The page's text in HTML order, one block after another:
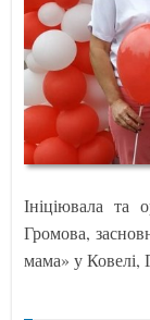
Ініціювала та
Громова,
мама» у Ковелі,